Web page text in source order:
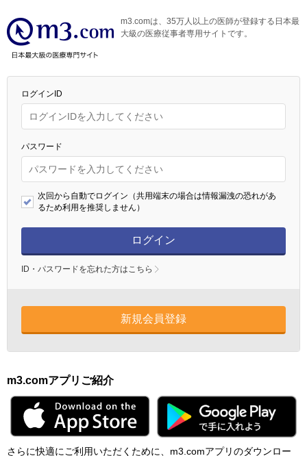
m3.comは、35万人以上の医師が登録する日本最
大級の医療従事者専用サイトです。
ログインID
パスワード
次回から自動でログイン（共用端末の場合は情報漏洩の恐れがあ
るため利用を推奨しません）
ログイン
ID・パスワードを忘れた方はこちら
新規会員登録
m3.comアプリご紹介
さらに快適にご利⽤いただくために、m3.comアプリのダウンロー